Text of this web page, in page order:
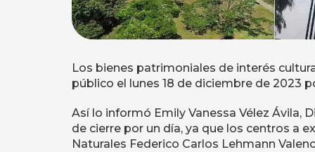
Los bienes patrimoniales de interés
público el lunes 18 de diciembre de 2023
Así lo informó Emily Vanessa Vélez Ávila,
de cierre por un día, ya que los centros a
Naturales Federico Carlos Lehmann